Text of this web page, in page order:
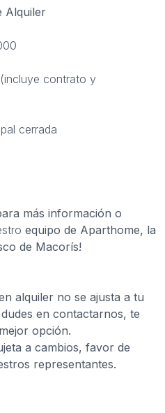
Alquiler
contrato y
cerrada
más información o
equipo de Aparthome, la
de Macorís!
alquiler no se ajusta a tu
en contactarnos, te
opción.
a cambios, favor de
representantes.